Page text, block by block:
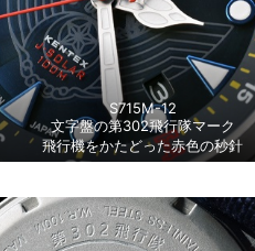
S715M-12
文字盤の第302飛行隊マーク
飛行機をかたどった赤色の秒針